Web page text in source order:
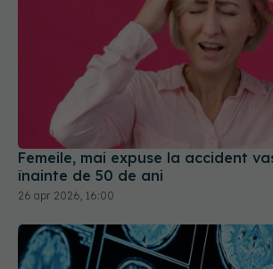
Femeile, mai expuse la accident
înainte de 50 de ani
26 apr 2026, 16:00